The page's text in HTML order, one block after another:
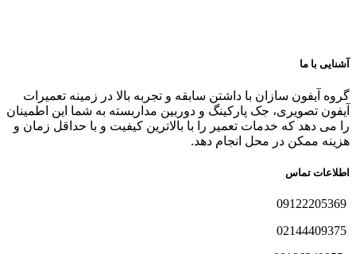
آشنایی با ما
گروه آیفون سازان با داشتن سابقه و تجربه بالا در زمینه تعمیرات
آیفون تصویری، جک پارکینگ و دوربین مداربسته به شما این اطمینان
را می دهد که خدمات تعمیر را با بالاترین کیفیت و با حداقل زمان و
هزینه ممکن در محل انجام دهد.
اطلاعات تماس